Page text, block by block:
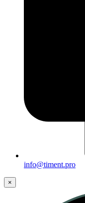
info@timent.pro
×